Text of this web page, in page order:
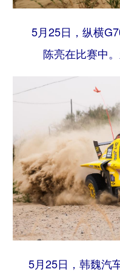
5月25日，纵横
陈亮在比赛中。
5月25日，韩魏汽